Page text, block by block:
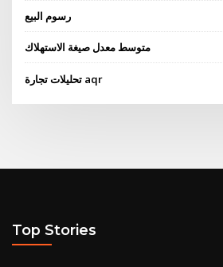
رسوم البيع
متوسط ​​معدل صيغة الاستهلاك
تحليلات تجارة aqr
Top Stories